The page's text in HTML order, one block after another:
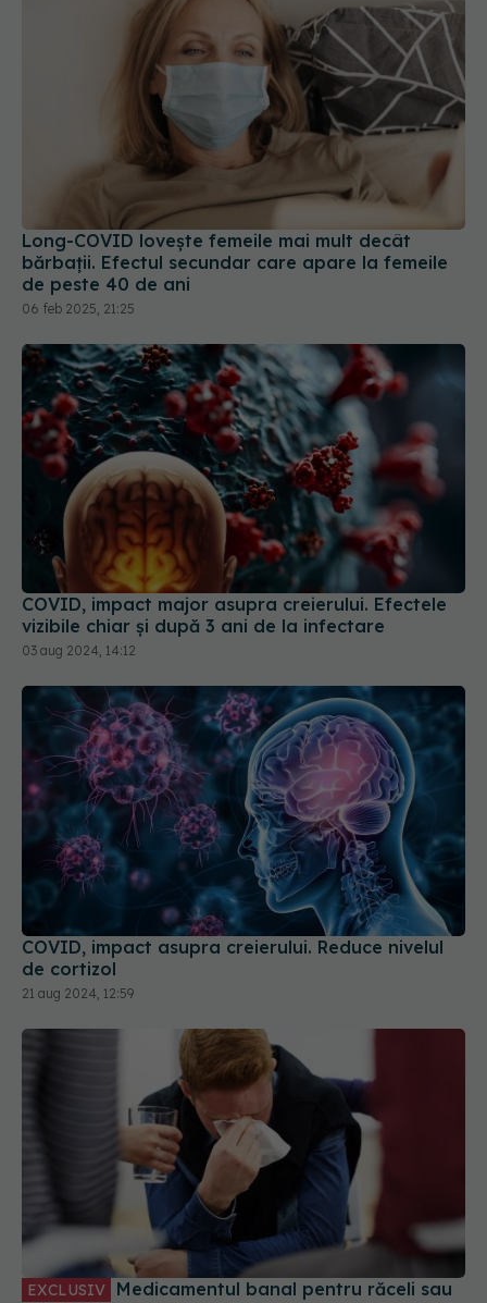
Long-COVID lovește femeile mai mult decât
bărbații. Efectul secundar care apare la femeile
de peste 40 de ani
06 feb 2025, 21:25
COVID, impact major asupra creierului. Efectele
vizibile chiar și după 3 ani de la infectare
03 aug 2024, 14:12
COVID, impact asupra creierului. Reduce nivelul
de cortizol
21 aug 2024, 12:59
EXCLUSIV Medicamentul banal pentru răceli sau
infecții, nociv pentru sănătate. Anca Crupariu:
Efect dramatic
21 noi 2023, 18:11